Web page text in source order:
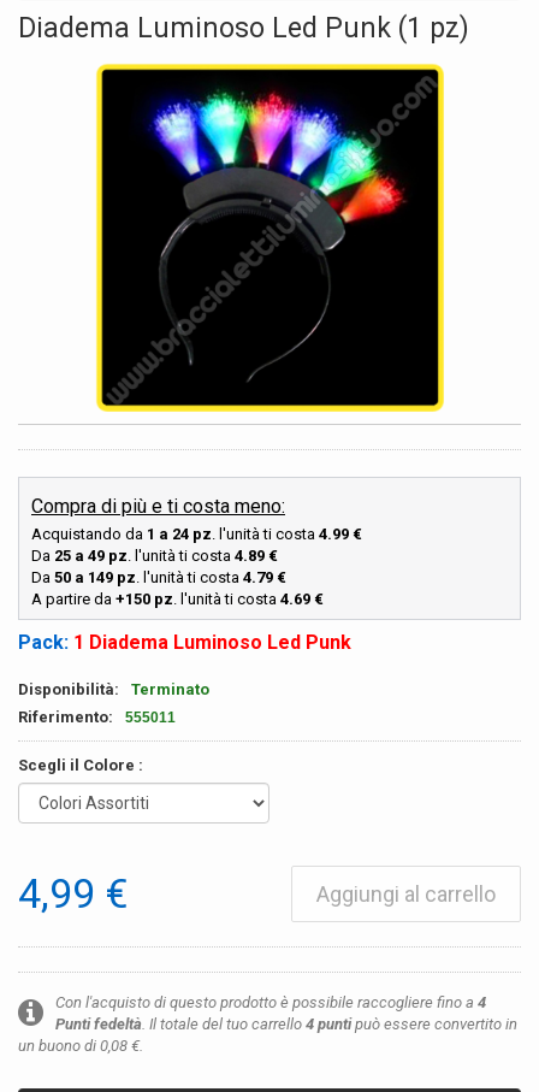
Diadema Luminoso Led Punk (1 pz)
Compra di più e ti costa meno:
Acquistando da 1 a 24 pz. l'unità ti costa 4.99 €
Da 25 a 49 pz. l'unità ti costa 4.89 €
Da 50 a 149 pz. l'unità ti costa 4.79 €
A partire da +150 pz. l'unità ti costa 4.69 €
Pack: 1 Diadema Luminoso Led Punk
Disponibilità:
Terminato
Riferimento:
555011
Scegli il Colore :
4,99 € Aggiungi al carrello
Con l'acquisto di questo prodotto è possibile raccogliere fino a 4
Punti fedeltà. Il totale del tuo carrello 4 puntipuò essere convertito in
un buono di 0,08 €.